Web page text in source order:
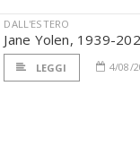
DALL'ESTERO
Jane Yolen, 1939-
LEGGI 4/08/